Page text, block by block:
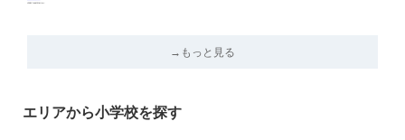
→もっと見る
エリアから小学校を探す